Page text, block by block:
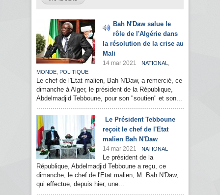
Bah N'Daw salue le
rôle de l'Algérie dans
la résolution de la crise au
Mali
14 mar 2021 NATIONAL ,
MONDE, POLITIQUE
Le chef de l'Etat malien, Bah N'Daw, a remercié, ce
dimanche à Alger, le président de la République,
Abdelmadjid Tebboune, pour son "soutien" et son...
Le Président Tebboune
reçoit le chef de l'Etat
malien Bah N'Daw
14 mar 2021 NATIONAL
Le président de la
République, Abdelmadjid Tebboune a reçu, ce
dimanche, le chef de l'Etat malien, M. Bah N'Daw,
qui effectue, depuis hier, une...